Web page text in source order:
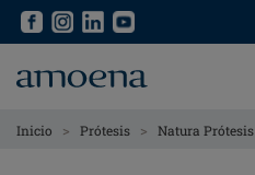
Skip
content
Skip
content
Inicio > Prótesis > Natura Prótesis